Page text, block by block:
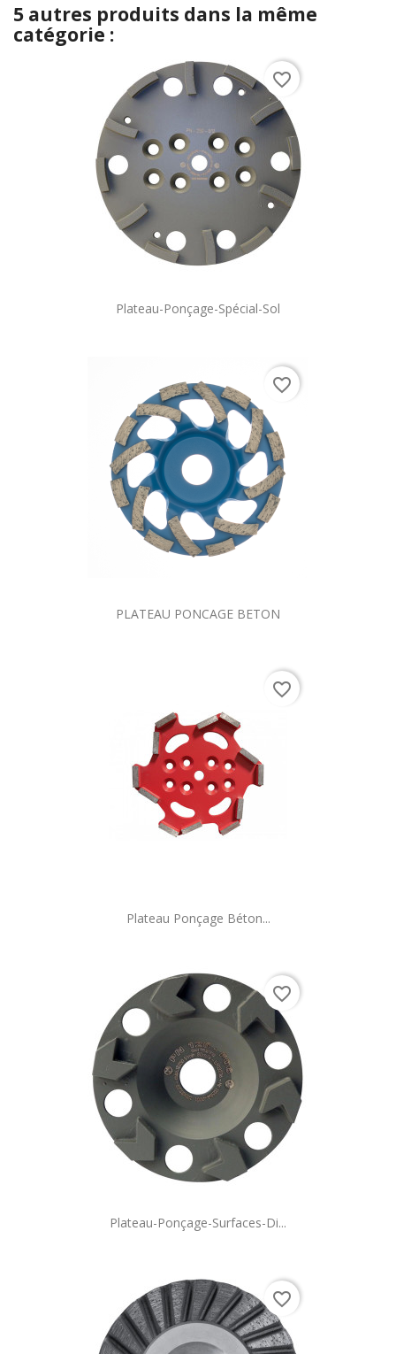
5 autres produits dans la même
catégorie :
Plateau-Ponçage-Spécial-Sol
favorite_border
PLATEAU PONCAGE BETON
favorite_border
Plateau Ponçage Béton...
favorite_border
Plateau-Ponçage-Surfaces-Di...
favorite_border
favorite_border